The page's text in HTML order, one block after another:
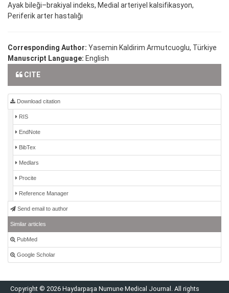
Ayak bileği–brakiyal indeks, Medial arteriyel kalsifikasyon,
Periferik arter hastalığı
Corresponding Author: Yasemin Kaldirim Armutcuoglu, Türkiye
Manuscript Language: English
CITE
Download citation
RIS
EndNote
BibTex
Medlars
Procite
Reference Manager
Send email to author
Similar articles
PubMed
Google Scholar
Copyright © 2026 Haydarpaşa Numune Medical Journal. All rights